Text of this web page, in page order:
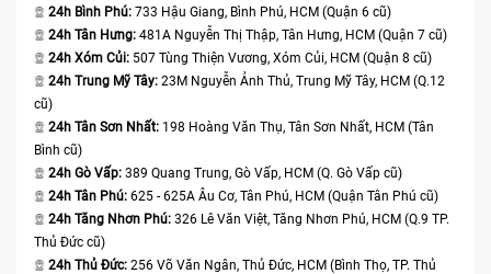
24h Bình Phú: 733 Hậu Giang, Bình Phú, HCM (Quận 6 cũ)
24h Tân Hưng: 481A Nguyễn Thị Thập, Tân Hưng, HCM (Quận 7 cũ)
24h Xóm Củi: 507 Tùng Thiện Vương, Xóm Củi, HCM (Quận 8 cũ)
24h Trung Mỹ Tây: 23M Nguyễn Ảnh Thủ, Trung Mỹ Tây, HCM (Q.12
cũ)
24h Tân Sơn Nhất: 198 Hoàng Văn Thụ, Tân Sơn Nhất, HCM (Tân
Bình cũ)
24h Gò Vấp: 389 Quang Trung, Gò Vấp, HCM (Q. Gò Vấp cũ)
24h Tân Phú: 625 - 625A Âu Cơ, Tân Phú, HCM (Quận Tân Phú cũ)
24h Tăng Nhơn Phú: 326 Lê Văn Việt, Tăng Nhơn Phú, HCM (Q.9 TP.
Thủ Đức cũ)
24h Thủ Đức: 256 Võ Văn Ngân, Thủ Đức, HCM (Bình Thọ, TP. Thủ